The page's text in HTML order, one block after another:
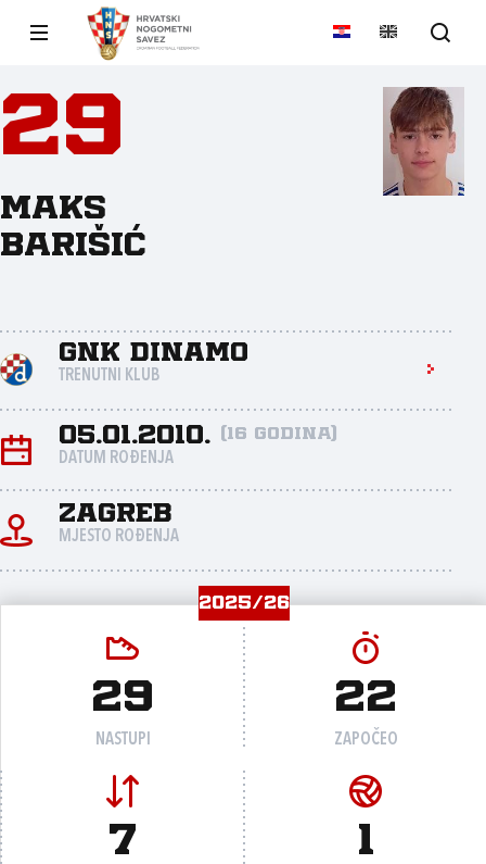
29
Maks
Barišić
GNK Dinamo
TRENUTNI KLUB
05.01.2010. (16 godina)
DATUM ROĐENJA
Zagreb
MJESTO ROĐENJA
2025/26
29
NASTUPI
22
ZAPOČEO
7 1